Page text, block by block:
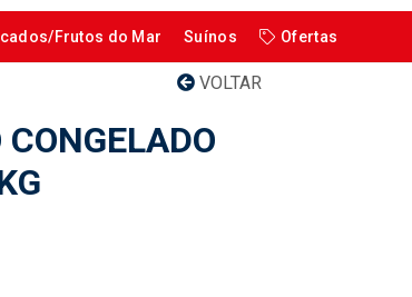
Frutos do Mar Suínos Ofertas
VOLTAR